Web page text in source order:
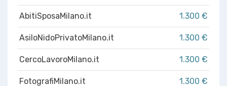
AbitiSposaMilano.it 1.300 €
AsiloNidoPrivatoMilano.it 1.300 €
CercoLavoroMilano.it 1.300 €
FotografiMilano.it 1.300 €